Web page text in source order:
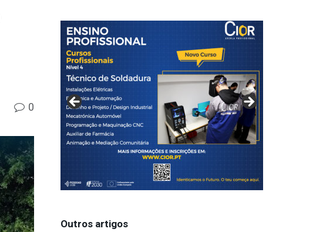
0
Outros artigos